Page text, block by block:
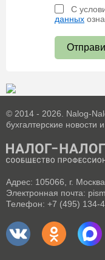
С
данных
© 2014 - 2026. Nalog-
бухгалтерские новости и
Адрес: 105066, г.
Электронная почта:
Телефон: +7 (495) 134-